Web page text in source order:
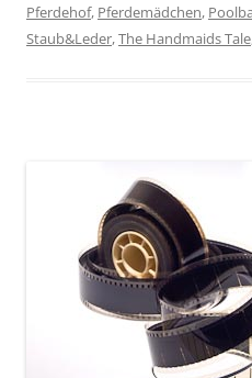
Pferdehof, Pferdemädchen,
Staub&Leder,The Handmaids Tale